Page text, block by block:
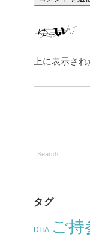
上に表示され
タグ
DITA ご持